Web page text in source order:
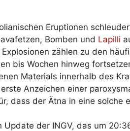
Eruptionen
Bomben und Lapilli
zählen zu den
bis Wochen hinweg
Materials innerhalb des
Anzeichen einer
dass der Ätna in eine solche
Update der INGV, das um